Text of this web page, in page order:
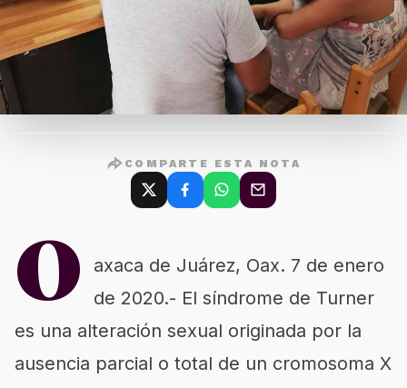
COMPARTE ESTA NOTA
O
axaca de Juárez, Oax. 7 de enero
de 2020.- El síndrome de Turner
es una alteración sexual originada por la
ausencia parcial o total de un cromosoma X